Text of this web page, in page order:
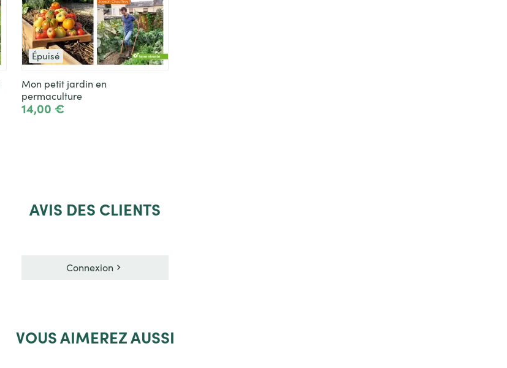
Épuisé
Mon petit jardin en
permaculture
14,00 €
AVIS DES CLIENTS
Connexion
VOUSAIMEREZ AUSSI